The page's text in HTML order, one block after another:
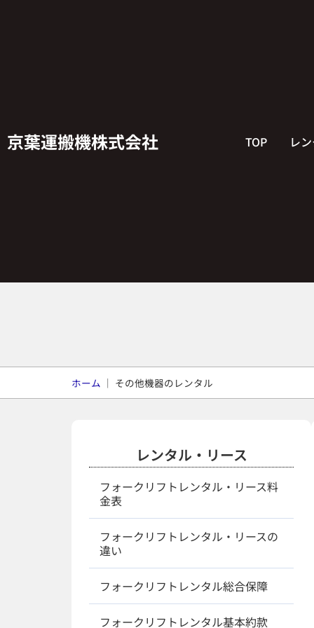
京葉運搬機株式会社 TOP レ
ホーム ｜ その他機器のレンタル
レンタル・リース
フォークリフトレンタル・リース料
金表
フォークリフトレンタル・リースの
違い
フォークリフトレンタル総合保障
フォークリフトレンタル基本約款